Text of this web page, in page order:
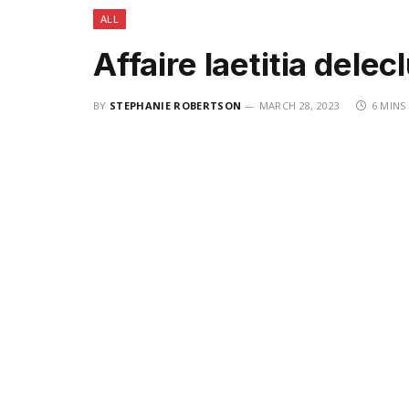
ALL
Affaire laetitia
BY STEPHANIE ROBERTSON MARCH 28, 2023 6 MINS